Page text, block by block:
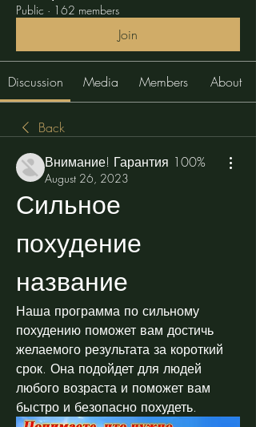
Public · 162 members
Join
Discussion Media Members About
Back
Внимание! Гарантия 100%
August 26, 2023
Сильное
похудение
название
Наша программа по сильному
похудению поможет вам достичь
желаемого результата за короткий
срок. Она подойдет для людей
любого возраста и поможет вам
быстро и безопасно похудеть.